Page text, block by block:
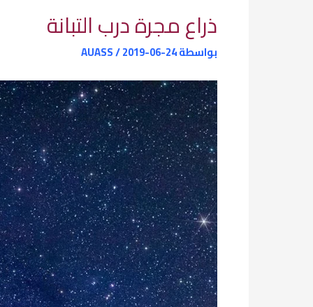
ذراع مجرة درب التبانة
بواسطة AUASS/2019-06-24